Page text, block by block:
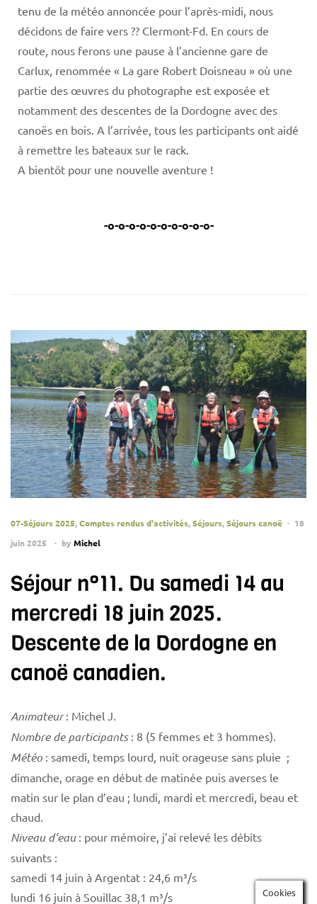
tenu de la météo annoncée pour l’après-midi, nous
décidons de faire vers ?? Clermont-Fd. En cours de
route, nous ferons une pause à l’ancienne gare de
Carlux, renommée « La gare Robert Doisneau » où une
partie des œuvres du photographe est exposée et
notamment des descentes de la Dordogne avec des
canoës en bois. A l’arrivée, tous les participants ont aidé
à remettre les bateaux sur le rack.
A bientôt pour une nouvelle aventure !
-o-o-o-o-o-o-o-o-o-o-
07-Séjours 2025,Comptes rendus d'activités,Séjours,Séjours canoë
18
juin 2025
by Michel
Séjour n°11. Du samedi 14 au
mercredi 18 juin 2025.
Descente de la Dordogne en
canoë canadien.
Animateur: Michel J.
Nombre de participants: 8 (5 femmes et 3 hommes).
Météo : samedi, temps lourd, nuit orageuse sans pluie ;
dimanche, orage en début de matinée puis averses le
matin sur le plan d’eau ; lundi, mardi et mercredi, beau et
chaud.
Niveau d’eau: pour mémoire, j’ai relevé les débits
suivants :
samedi 14 juin à Argentat : 24,6 m³/s
lundi 16 juin à Souillac 38,1 m³/s
Cookies